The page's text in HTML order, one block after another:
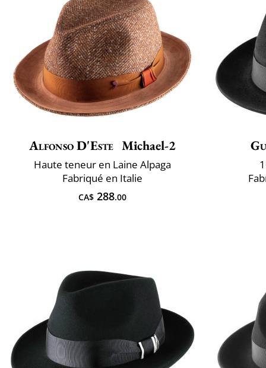
Alfonso D'Este Michael-2
Haute teneur en Laine Alpaga
Fabriqué en Italie
CA$ 288.00